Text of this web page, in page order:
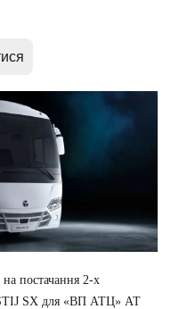
постачання 2-х
SX для «ВП АТЦ» АТ